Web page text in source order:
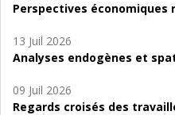
Perspectives économiques
13 Juil 2026
Analyses endogènes et
09 Juil 2026
Regards croisés des